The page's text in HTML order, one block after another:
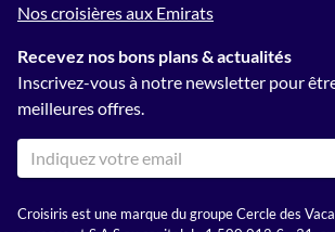
Nos croisières aux Emirats
Recevez nos bons plans & actualités
Inscrivez-vous à notre newsletter pour
meilleures offres.
Croisiris est une marque du groupe Cercle des